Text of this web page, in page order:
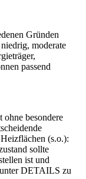
Gründen
moderate
passend
ohne besondere
(s.o.):
sollte
ist und
DETAILS zu